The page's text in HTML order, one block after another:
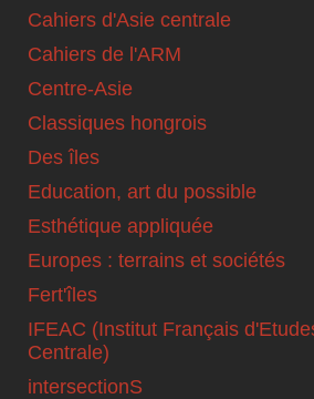
Cahiers d'Asie centrale
Cahiers de l'ARM
Centre-Asie
Classiques hongrois
Des îles
Education, art du possible
Esthétique appliquée
Europes : terrains et sociétés
Fert'îles
IFEAC (Institut Français
Centrale)
intersectionS